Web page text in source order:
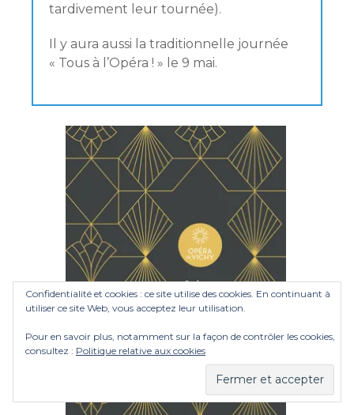
tardivement leur tournée).
Il y aura aussi la traditionnelle journée
« Tous à l’Opéra ! » le 9 mai.
Confidentialité et cookies : ce site utilise des cookies. En continuant à
utiliser ce site Web, vous acceptez leur utilisation.
Pour en savoir plus, notamment sur la façon de contrôler les cookies,
consultez : Politique relative aux cookies